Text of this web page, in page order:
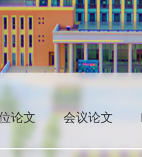
论文 会议论文